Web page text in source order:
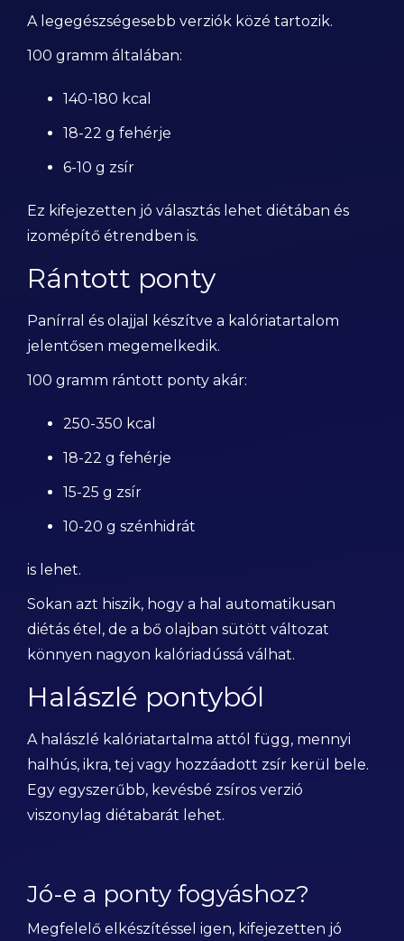
A legegészségesebb verziók közé tartozik.
100 gramm általában:
140-180 kcal
18-22 g fehérje
6-10 g zsír
Ez kifejezetten jó választás lehet diétában és
izomépítő étrendben is.
Rántott ponty
Panírral és olajjal készítve a kalóriatartalom
jelentősen megemelkedik.
100 gramm rántott ponty akár:
250-350 kcal
18-22 g fehérje
15-25 g zsír
10-20 g szénhidrát
is lehet.
Sokan azt hiszik, hogy a hal automatikusan
diétás étel, de a bő olajban sütött változat
könnyen nagyon kalóriadússá válhat.
Halászlé pontyból
A halászlé kalóriatartalma attól függ, mennyi
halhús, ikra, tej vagy hozzáadott zsír kerül bele.
Egy egyszerűbb, kevésbé zsíros verzió
viszonylag diétabarát lehet.
Jó-e a ponty fogyáshoz?
Megfelelő elkészítéssel igen, kifejezetten jó